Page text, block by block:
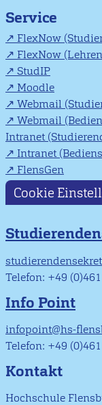
Service
FlexNow
FlexNow
StudIP
Moodle
Webmail
Webmail
Intranet
Intranet
FlensGen
Cookie
Telefon: +49
Info Point
infopoint@hs-
Telefon: +49
Kontakt
Hochschule